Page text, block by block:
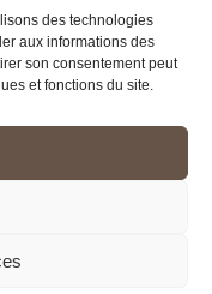
des technologies
aux informations des
son consentement peut
et fonctions du site.